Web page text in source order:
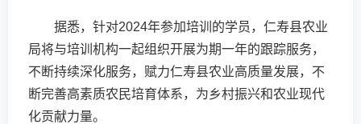
据悉，针对2024年参加培训的学员，仁寿县农业
局将与培训机构一起组织开展为期一年的跟踪服务，
不断持续深化服务，赋力仁寿县农业高质量发展，不
断完善高素质农民培育体系，为乡村振兴和农业现代
化贡献力量。